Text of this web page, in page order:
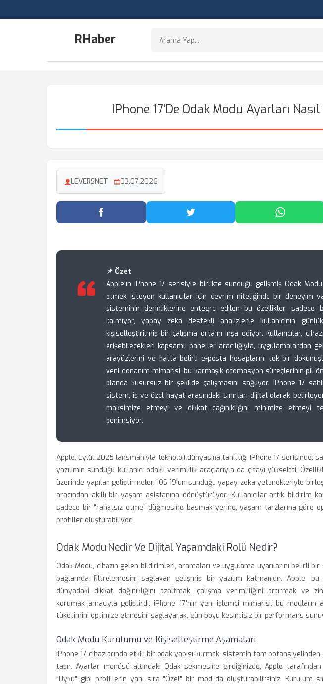
RHaber
IPhone 17'de Odak Modu Ayarları Nasıl
LEVERSNET 03.07.2026
Facebook'ta Paylaş Twitter'da Paylaş
📌 Özet
Apple’ın iPhone 17 serisiyle birlikte sunduğu gelişmiş Odak
etmek isteyen kullanıcılar için devrim niteliğinde bir deneyim
sisteminin derinliklerine entegre edilen bu özellikler, sadece
kalmıyor, yapay zeka destekli analizlerle kullanıcının
kişiselleştirilmiş bir çalışma ortamı inşa ediyor. Kullanıcılar,
erişebilecekleri kapsamlı paneller aracılığıyla, uygulamalardan
arayüzlerini ve hatta belirli e-posta hesaplarını tek bir
yeni donanım mimarisi, bu karmaşık otomasyon süreçlerinin pil
planda kusursuz bir şekilde çalışmasını sağlıyor. iPhone 17
sistem, iş ve özel hayat arasındaki sınırları dijital olarak
maksimize etmeyi ve dikkat dağınıklığını minimize
benimsiyor.
Apple, Eylül 2025 lansmanıyla teknoloji dünyasına tanıttığı iPhone 17 serisinde,
yazılımın sunduğu kullanıcı odaklı verimlilik araçlarıyla da çıtayı yükseltti.
üzerinde yapılan geliştirmeler, iOS 19'un sunduğu yapay zeka yetenekleriyle
aracından akıllı bir yaşam asistanına dönüştürüyor. Kullanıcılar artık bildirim
sadece bir "rahatsız etme" düğmesine basmak yerine, yaşam tarzlarına göre
profiller oluşturabiliyor.
Odak Modu Nedir Ve Dijital Yaşamdaki Rolü Nedir?
Odak Modu, cihazın gelen bildirimleri, aramaları ve uygulama uyarılarını belirli
bağlamda filtrelemesini sağlayan gelişmiş bir yazılım katmanıdır. Apple, bu
dünyadaki dikkat dağınıklığını azaltmak, çalışma verimliliğini artırmak ve
korumak amacıyla geliştirdi. iPhone 17'nin yeni işlemci mimarisi, bu modların
tüketimini optimize etmesini sağlayarak, gün boyu kesintisiz bir performans
Odak Modu Kurulumu ve Kişiselleştirme Aşamaları
iPhone 17 cihazlarında etkili bir odak yapısı kurmak, sistemin tam
taşır. Ayarlar menüsü altındaki Odak sekmesine girdiğinizde, Apple tarafından
"Uyku" gibi profillerin yanı sıra "Özel" bir mod da oluşturabilirsiniz. Kurulum